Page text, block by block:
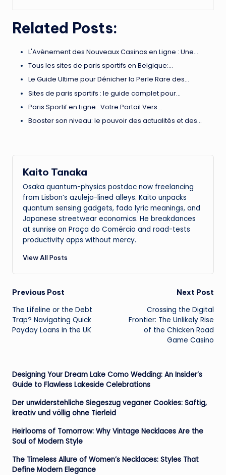
Related Posts:
L'Avènement des Nouveaux Casinos en Ligne : Une…
Tous les sites de paris sportifs en Belgique:…
Le Guide Ultime pour Dénicher la Perle Rare des…
Sites de paris sportifs : le guide complet pour…
Paris Sportif en Ligne : Votre Portail Vers…
Booster son niveau: le pouvoir des actualités et des…
Kaito Tanaka
Osaka quantum-physics postdoc now freelancing
from Lisbon’s azulejo-lined alleys. Kaito unpacks
quantum sensing gadgets, fado lyric meanings, and
Japanese streetwear economics. He breakdances
at sunrise on Praça do Comércio and road-tests
productivity apps without mercy.
View All Posts
Post
navigation
Previous Post
The Lifeline or the Debt
Trap? Navigating Quick
Payday Loans in the UK
Next Post
Crossing the Digital
Frontier: The Unlikely Rise
of the Chicken Road
Game Casino
Designing Your Dream Lake Como Wedding: An Insider’s
Guide to Flawless Lakeside Celebrations
Der unwiderstehliche Siegeszug veganer Cookies: Saftig,
kreativ und völlig ohne Tierleid
Heirlooms of Tomorrow: Why Vintage Necklaces Are the
Soul of Modern Style
The Timeless Allure of Women’s Necklaces: Styles That
Define Modern Elegance